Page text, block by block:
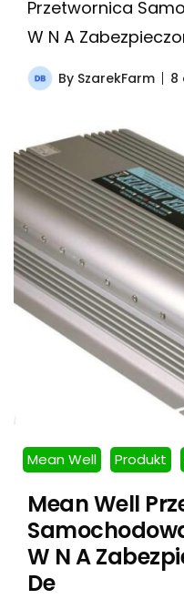
Przetwornica
W N A
By SzarekFarm 8
Mean Well Produkt
Mean Well
Samochodowa
W N A
De